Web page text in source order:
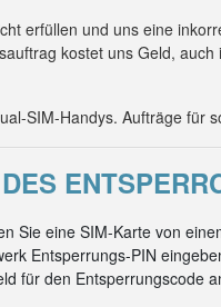
erfüllen und uns eine
kostet uns Geld,
SIM-Handys. Aufträge für
Sie eine SIM-Karte von
Entsperrungs-PIN
für den Entsperrungscode